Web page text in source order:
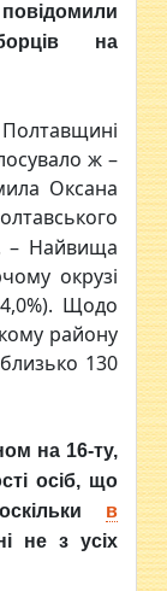
на
ж –
Оксана
– Найвища
окрузі
Щодо
району
130
на 16-ту,
осіб, що
в
не з усіх